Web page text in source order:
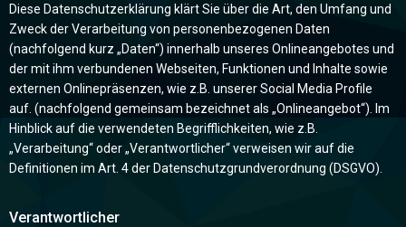
Diese Datenschutzerklärung klärt Sie über die Art, den Umfang und
Zweck der Verarbeitung von personenbezogenen Daten
(nachfolgend kurz „Daten“) innerhalb unseres Onlineangebotes und
der mit ihm verbundenen Webseiten, Funktionen und Inhalte sowie
externen Onlinepräsenzen, wie z.B. unserer Social Media Profile
auf. (nachfolgend gemeinsam bezeichnet als „Onlineangebot“). Im
Hinblick auf die verwendeten Begrifflichkeiten, wie z.B.
„Verarbeitung“ oder „Verantwortlicher“ verweisen wir auf die
Definitionen im Art. 4 der Datenschutzgrundverordnung (DSGVO).
Verantwortlicher